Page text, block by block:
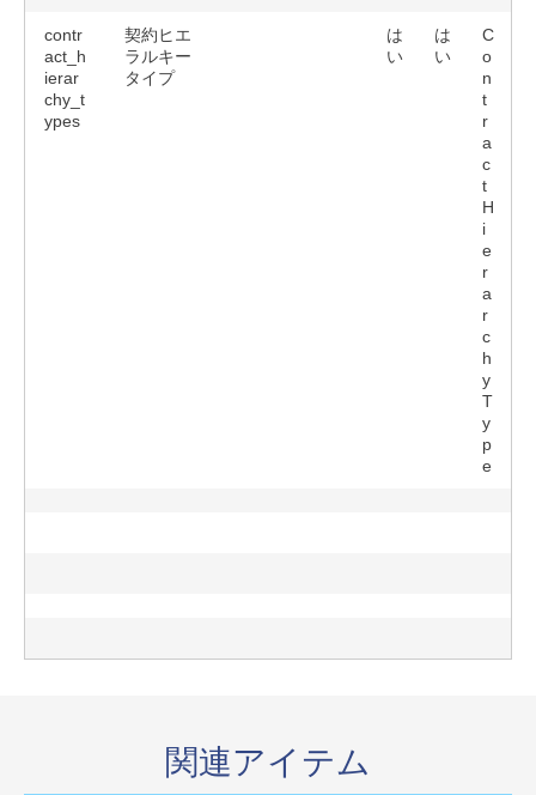
contr
act_h
ierar
chy_t
ypes
契約ヒエ
ラルキー
タイプ
は
い
は
い
C
o
n
t
r
a
c
t
H
i
e
r
a
r
c
h
y
T
y
p
e
関連アイテム